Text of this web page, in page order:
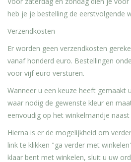
heb je je bestelling de eerstvolgende
Verzendkosten
Er worden geen verzendkosten
vanaf honderd euro. Bestellingen
voor vijf euro versturen.
Wanneer u een keuze heeft gemaakt
waar nodig de gewenste kleur en
eenvoudig op het winkelmandje
Hierna is er de mogelijkheid om
link te klikken "ga verder met
klaar bent met winkelen, sluit u uw